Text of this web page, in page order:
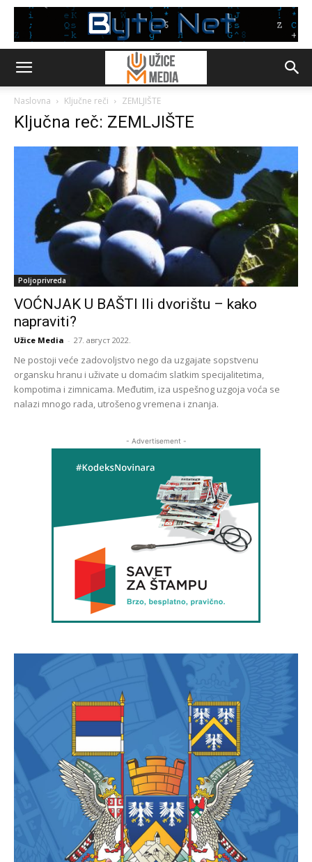
Naslovna Ključne reči ZEMLJIŠTE
Ključna reč: ZEMLJIŠTE
Poljoprivreda
VOĆNJAK U BAŠTI Ili dvorištu – kako
napraviti?
Užice Media - 27. август 2022.
Ne postoji veće zadovoljstvo nego da uzgajate sopstvenu
organsku hranu i uživate u domaćim slatkim specijalitetima,
kompotima i zimnicama. Međutim, iza uspešnog uzgoja voća se
nalazi mnogo rada, utrošenog vremena i znanja.
- Advertisement -